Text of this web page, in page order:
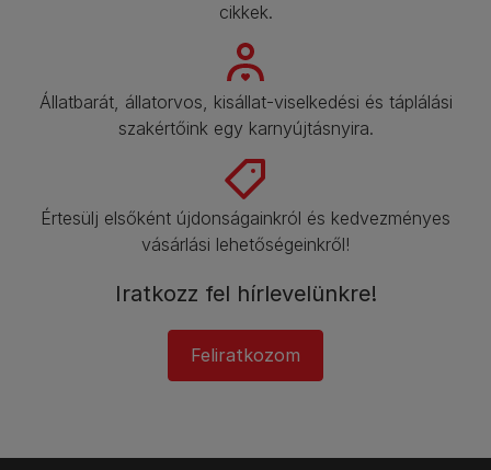
cikkek.​
Állatbarát, állatorvos, kisállat-viselkedési és táplálási
szakértőink egy karnyújtásnyira.​
Értesülj elsőként újdonságainkról és kedvezményes
vásárlási lehetőségeinkről!​
Iratkozz fel hírlevelünkre!​
Feliratkozom